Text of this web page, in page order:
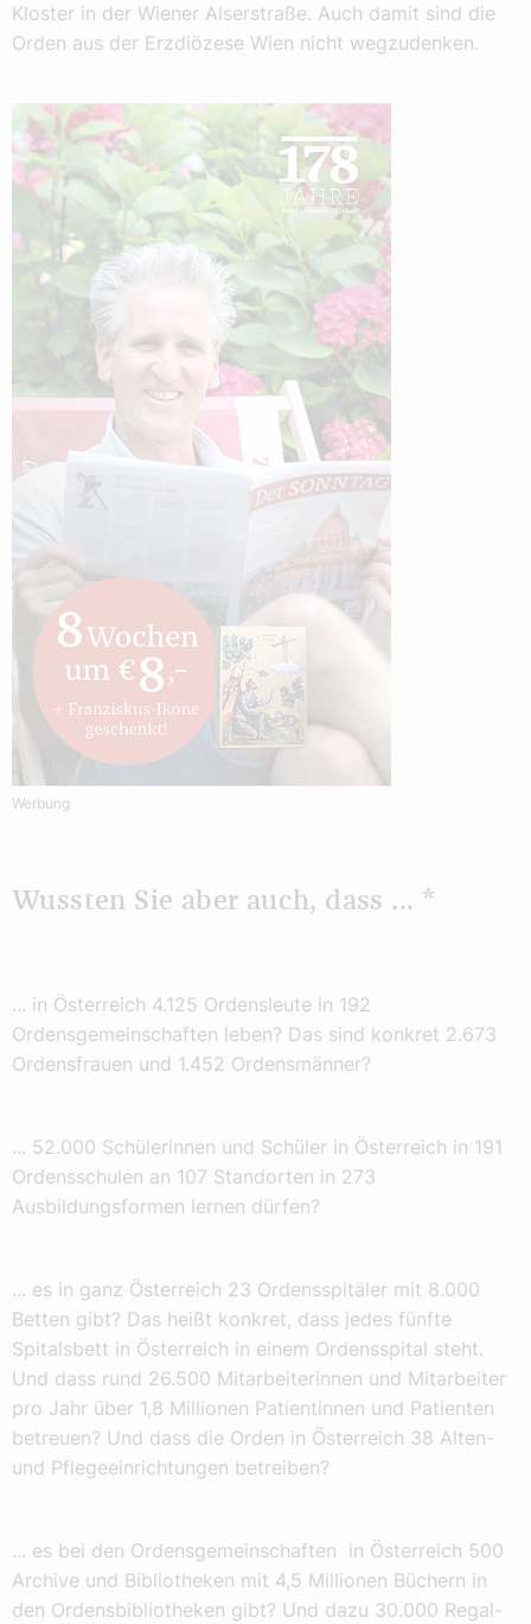
Kloster in der Wiener Alserstraße. Auch damit sind die
Orden aus der Erzdiözese Wien nicht wegzudenken.
Werbung
Wussten Sie aber auch, dass ... *
... in Österreich 4.125 Ordensleute in 192
Ordensgemeinschaften leben? Das sind konkret 2.673
Ordensfrauen und 1.452 Ordensmänner?
... 52.000 Schülerinnen und Schüler in Österreich in 191
Ordensschulen an 107 Standorten in 273
Ausbildungsformen lernen dürfen?
... es in ganz Österreich 23 Ordensspitäler mit 8.000
Betten gibt? Das heißt konkret, dass jedes fünfte
Spitalsbett in Österreich in einem Ordensspital steht.
Und dass rund 26.500 Mitarbeiterinnen und Mitarbeiter
pro Jahr über 1,8 Millionen Patientinnen und Patienten
betreuen? Und dass die Orden in Österreich 38 Alten-
und Pflegeeinrichtungen betreiben?
... es bei den Ordensgemeinschaften in Österreich 500
Archive und Bibliotheken mit 4,5 Millionen Büchern in
den Ordensbibliotheken gibt? Und dazu 30.000 Regal-